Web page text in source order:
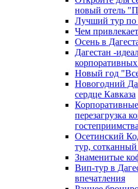
новый отель
Лучший тур по
Чем
Осень в
Дагестан -
Новый год
Новогодний
сердце Кавказа
перезагрузка
гостеприимства
Осетинский
тур,
Знаменитые
Вип-тур в
впечатления